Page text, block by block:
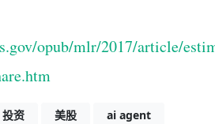
opub/mlr/2017/article/
投资 美股
ai agent